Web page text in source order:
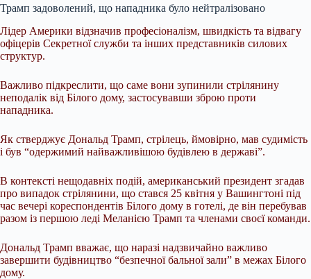
Трамп задоволений, що нападника було нейтралізовано
Лідер Америки відзначив професіоналізм, швидкість та відвагу
офіцерів Секретної служби та інших представників силових
структур.
Важливо підкреслити, що саме вони зупинили стрілянину
неподалік від Білого дому, застосувавши зброю проти
нападника.
Як стверджує Дональд Трамп, стрілець, ймовірно, мав судимість
і був “одержимий найважливішою будівлею в державі”.
В контексті нещодавніх подій, американський президент згадав
про випадок стрілянини, що стався 25 квітня у Вашингтоні під
час вечері кореспондентів Білого дому в готелі, де він перебував
разом із першою леді Меланією Трамп та членами своєї команди.
Дональд Трамп вважає, що наразі надзвичайно важливо
завершити будівництво “безпечної бальної зали” в межах Білого
дому.